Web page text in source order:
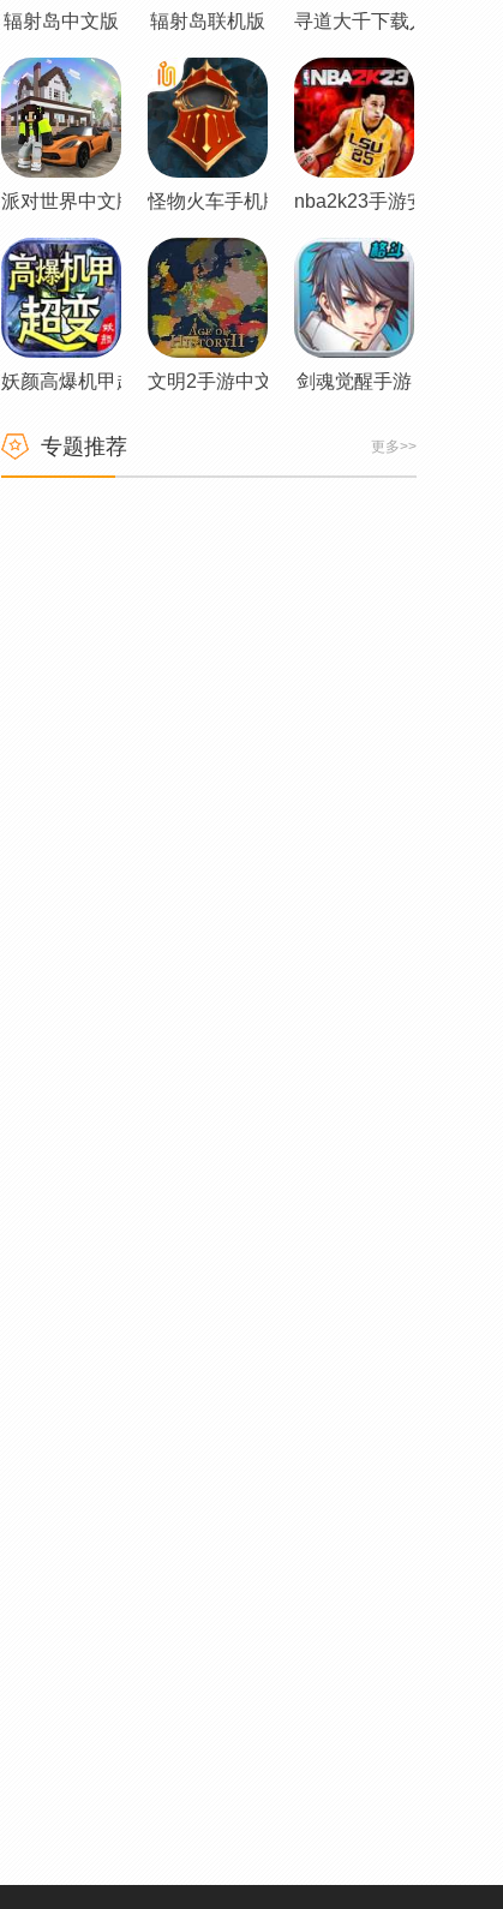
辐射岛中文版 辐射岛联机版 寻道大千下载入口
派对世界中文版 怪物火车手机版 nba2k23手游安卓直装版
妖颜高爆机甲超变传奇文明2手游中文版 剑魂觉醒手游
专题推荐 更多>>